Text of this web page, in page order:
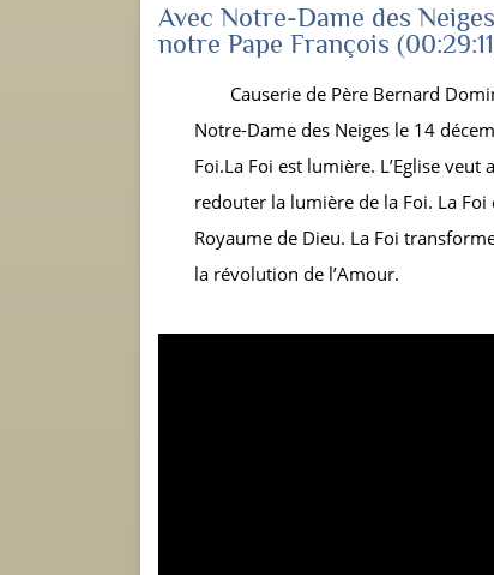
Avec Notre-Dame des
notre Pape François
Causerie de Père Bernard
Notre-Dame des Neiges le 14
Foi.La Foi est lumière. L’Eglise
redouter la lumière de la Foi. La
Royaume de Dieu. La Foi
la révolution de l’Amour.